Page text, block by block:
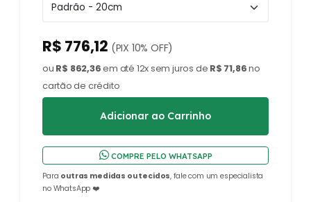
R$ 776,12 (PIX 10% OFF)
ou R$ 862,36em até 12x sem juros de R$ 71,86no
cartão de crédito
COMPRE PELO WHATSAPP
Para outras medidas ou tecidos, fale com um especialista
no WhatsApp ❤️